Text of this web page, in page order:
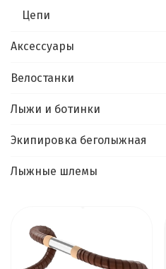
Цепи
Аксессуары
Велостанки
Лыжи и ботинки
Экипировка беголыжная
Лыжные шлемы